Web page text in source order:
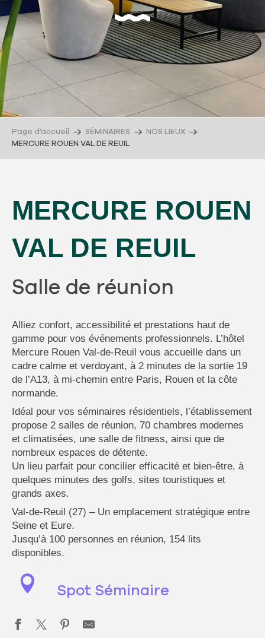
Page d’accueil SÉMINAIRES
NOS LIEUX
MERCURE ROUEN VAL DE REUIL
MERCURE ROUEN
VAL DE REUIL
Salle de réunion
Alliez confort, accessibilité et prestations haut de
gamme pour vos événements professionnels. L’hôtel
Mercure Rouen Val-de-Reuil vous accueille dans un
cadre calme et verdoyant, à 2 minutes de la sortie 19
de l’A13, à mi-chemin entre Paris, Rouen et la côte
normande.
Idéal pour vos séminaires résidentiels, l’établissement
propose 2 salles de réunion, 70 chambres modernes
et climatisées, une salle de fitness, ainsi que de
nombreux espaces de détente.
Un lieu parfait pour concilier efficacité et bien-être, à
quelques minutes des golfs, sites touristiques et
grands axes.
Val-de-Reuil (27) – Un emplacement stratégique entre
Seine et Eure.
Jusqu’à 100 personnes en réunion, 154 lits
disponibles.
Spot Séminaire